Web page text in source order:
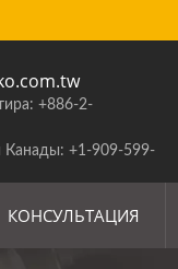
+886-2-
+1-909-599-
КОНСУЛЬТАЦИЯ